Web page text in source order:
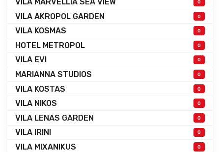
0
VILA AKROPOL GARDEN 0
VILA KOSMAS 0
HOTEL METROPOL 0
VILA EVI 0
MARIANNA STUDIOS 0
VILA KOSTAS 0
VILA NIKOS 0
VILA LENAS GARDEN 0
VILA IRINI 0
VILA MIXANIKUS 0